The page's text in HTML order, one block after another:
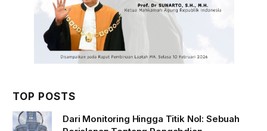
TOP POSTS
Dari Monitoring Hingga Titik Nol: Sebuah